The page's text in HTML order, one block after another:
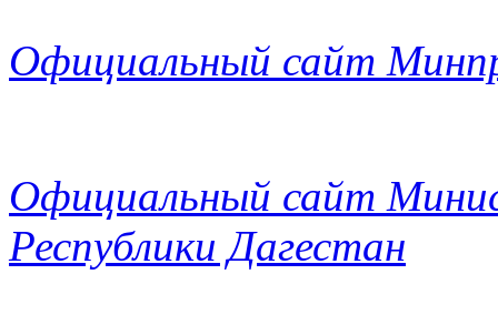
Официальный сайт
Официальный сайт
Республики Дагестан